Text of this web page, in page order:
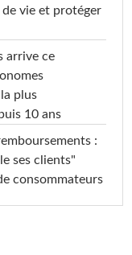
de vie et protéger
arrive ce
plus
10 ans
:
ses clients"
consommateurs